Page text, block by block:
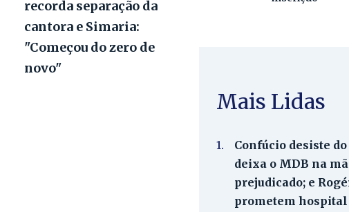
recorda separação da
cantora e Simaria:
"Começou do zero de
novo"
Mais Lidas
1.
Confúcio desiste do
deixa o MDB na
prejudicado; e
prometem hospital